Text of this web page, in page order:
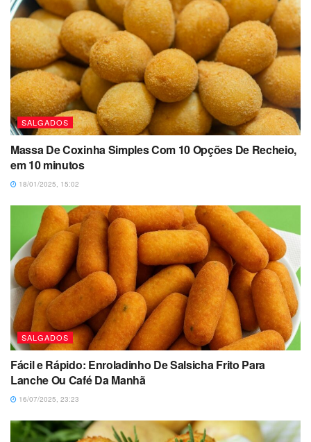
SALGADOS
Massa De Coxinha Simples Com 10 Opções De Recheio,
em 10 minutos
18/01/2025, 15:02
SALGADOS
Fácil e Rápido: Enroladinho De Salsicha Frito Para
Lanche Ou Café Da Manhã
16/07/2025, 23:23